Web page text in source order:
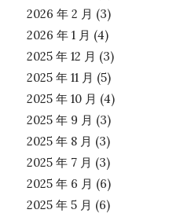
2026 年 2 月 (3)
2026 年 1 月 (4)
2025 年 12 月 (3)
2025 年 11 月 (5)
2025 年 10 月 (4)
2025 年 9 月 (3)
2025 年 8 月 (3)
2025 年 7 月 (3)
2025 年 6 月 (6)
2025 年 5 月 (6)